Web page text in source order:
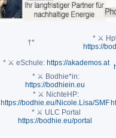
†*
* ⚔
https://
* ⚔ eSchule: https://akademos.at
* ⚔ Bodhie*in:
https://bodhiein.eu
* ⚔ NichteHP:
https://bodhie.eu/Nicole.Lisa/SMF
* ⚔ ULC Portal
https://bodhie.eu/portal